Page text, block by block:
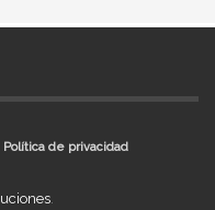
Política de privacidad